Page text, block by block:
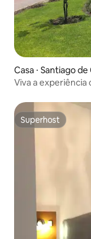
Casa ⋅ Santiago
Viva a
Superhost
Superhost